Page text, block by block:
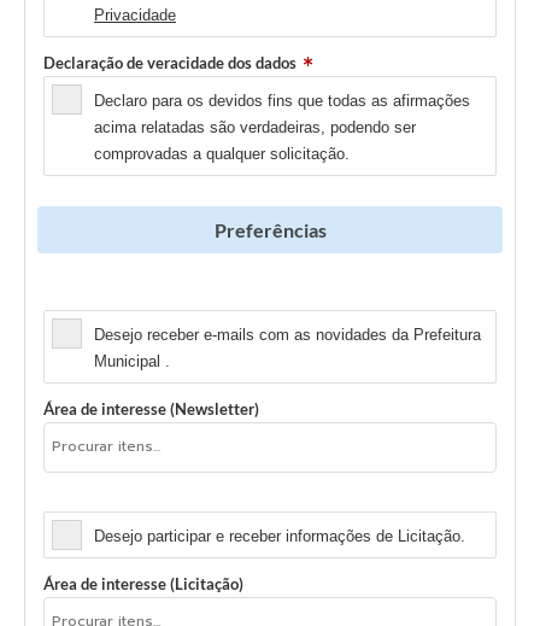
Privacidade
Declaração de veracidade dos dados
Declaro para os devidos fins que todas as afirmações
acima relatadas são verdadeiras, podendo ser
comprovadas a qualquer solicitação.
Preferências
Desejo receber e-mails com as novidades da Prefeitura
Municipal .
Área de interesse (Newsletter)
Desejo participar e receber informações de Licitação.
Área de interesse (Licitação)